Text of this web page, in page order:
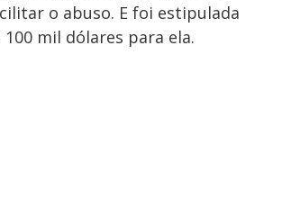
o abuso. E foi estipulada
mil dólares para ela.